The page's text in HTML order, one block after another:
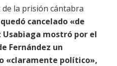
la prisión cántabra
cancelado «de
mostró por el
Fernández un
«claramente político»,